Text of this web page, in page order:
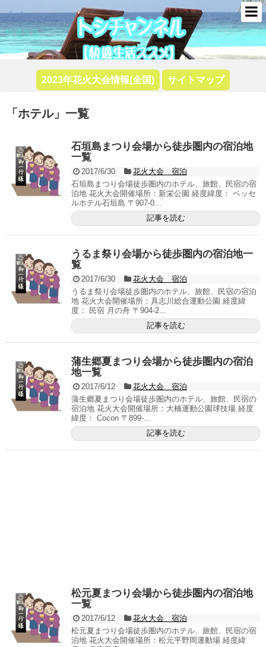
トシ
快適生活
2023年花火大会情報(全国) サイトマップ
「 ホテル」 一覧
石垣島まつり会場から徒歩圏内の宿泊地
一覧
2017/6/30
花火大会 宿泊
石垣島まつり会場徒歩圏内のホテル、旅館、民宿の宿
泊地 花火大会開催場所：新栄公園 経度緯度： ベッセ
ルホテル石垣島 〒907-0...
記事を読む
うるま祭り会場から徒歩圏内の宿泊地一
覧
2017/6/30
花火大会 宿泊
うるま祭り会場徒歩圏内のホテル、旅館、民宿の宿泊
地 花火大会開催場所：具志川総合運動公園 経度緯
度： 民宿 月の舟 〒904-2...
記事を読む
蒲生郷夏まつり会場から徒歩圏内の宿泊
地一覧
2017/6/12
花火大会 宿泊
蒲生郷夏まつり会場徒歩圏内のホテル、旅館、民宿の
宿泊地 花火大会開催場所：大楠運動公園球技場 経度
緯度： Cocon 〒899-...
記事を読む
松元夏まつり会場から徒歩圏内の宿泊地
一覧
2017/6/12
花火大会 宿泊
松元夏まつり会場徒歩圏内のホテル、旅館、民宿の宿
泊地 花火大会開催場所：松元平野岡運動場 経度緯